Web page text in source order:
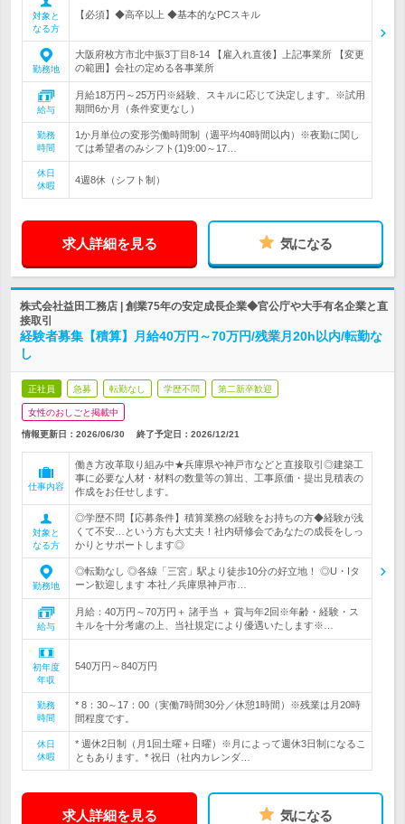
対象と
なる方
【必須】◆高卒以上 ◆基本的なPCスキル
勤務地
大阪府枚方市北中振3丁目8-14 【雇入れ直後】上記事業所 【変更
の範囲】会社の定める各事業所
給与
月給18万円～25万円※経験、スキルに応じて決定します。※試用
期間6か月（条件変更なし）
勤務
時間
1か月単位の変形労働時間制（週平均40時間以内）※夜勤に関し
ては希望者のみシフト(1)9:00～17…
休日
休暇
4週8休（シフト制）
求人詳細を見る 気になる
株式会社益田工務店 | 創業75年の安定成長企業◆官公庁や大手有名企業と直
接取引
経験者募集【積算】月給40万円～70万円/残業月20h以内/転勤な
し
正社員 急募 転勤なし 学歴不問 第二新卒歓迎
女性のおしごと掲載中
情報更新日：2026/06/30 終了予定日： 2026/12/21
仕事内容
働き方改革取り組み中★兵庫県や神戸市などと直接取引◎建築工
事に必要な人材・材料の数量等の算出、工事原価・提出見積表の
作成をお任せします。
対象と
なる方
◎学歴不問【応募条件】積算業務の経験をお持ちの方◆経験が浅
くて不安…という方も大丈夫！社内研修会であなたの成長をしっ
かりとサポートします◎
勤務地
◎転勤なし ◎各線「三宮」駅より徒歩10分の好立地！ ◎U・Iタ
ーン歓迎します 本社／兵庫県神戸市…
給与
月給：40万円～70万円＋ 諸手当 ＋ 賞与年2回※年齢・経験・ス
キルを十分考慮の上、当社規定により優遇いたします※…
初年度
年収
540万円～840万円
勤務
時間
* 8：30～17：00（実働7時間30分／休憩1時間）※残業は月20時
間程度です。
休日
休暇
* 週休2日制（月1回土曜＋日曜）※月によって週休3日制になるこ
ともあります。* 祝日（社内カレンダ…
求人詳細を見る 気になる